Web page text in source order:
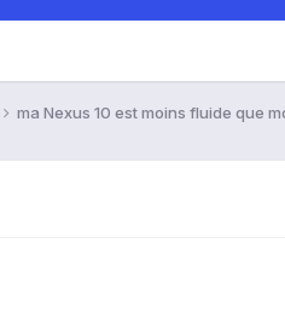
ma Nexus 10 est moins fluide que